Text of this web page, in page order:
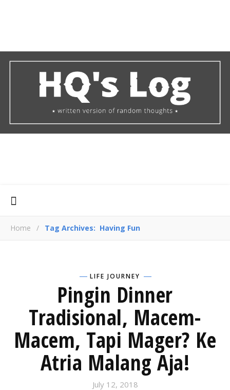
Home / Tag Archives: Having Fun
LIFE JOURNEY
Pingin Dinner
Tradisional, Macem-
Macem, Tapi Mager? Ke
Atria Malang Aja!
July 12, 2018